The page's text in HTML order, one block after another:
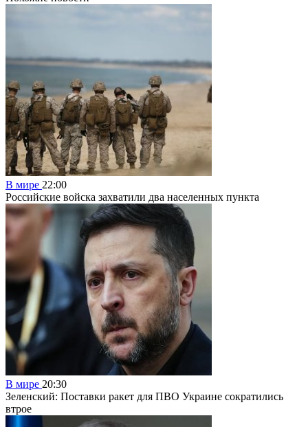
В мире 22:00
Российские войска захватили два населенных пункта
В мире 20:30
Зеленский: Поставки ракет для ПВО Украине сократились
втрое